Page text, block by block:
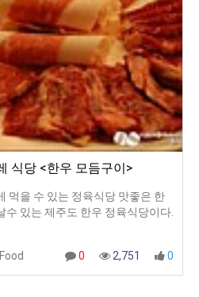
식당 <한우 모듬구이>
먹을 수 있는 정육식당 맛좋은 한
수 있는 제주도 한우 정육식당이다.
0 2,751 0